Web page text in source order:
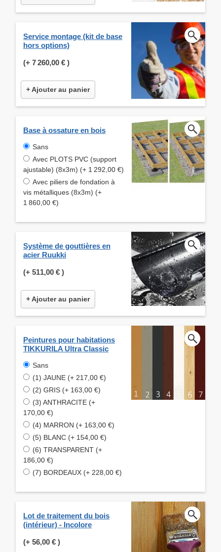
Service montage (kit de base
hors options)
(+ 7 260,00 € )
+ Ajouter au panier
Base à ossature en bois
Sans
Avec PLOTS PVC (support
ajustable) (8x3m) (+ 1 292,00 €)
Avec piliers de fondation à
vis métalliques (8x3m) (+
1 860,00 €)
Système de gouttières en
acier Ruukki
(+ 511,00 € )
+ Ajouter au panier
Peintures pour habitations
TIKKURILA Ultra Classic
Sans
(1) JAUNE (+ 217,00 €)
(2) GRIS (+ 163,00 €)
(3) ANTHRACITE (+
170,00 €)
(4) MARRON (+ 163,00 €)
(5) BLANC (+ 154,00 €)
(6) TRANSPARENT (+
186,00 €)
(7) BORDEAUX (+ 228,00 €)
Lot de traitement du bois
(intérieur) - Incolore
(+ 56,00 € )